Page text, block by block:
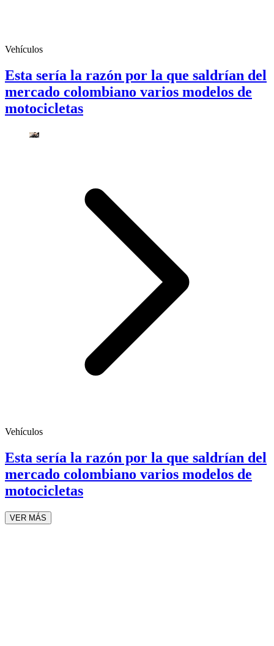
Vehículos
Esta sería la razón por la que saldrían del
mercado colombiano varios modelos de
motocicletas
Vehículos
Esta sería la razón por la que saldrían del
mercado colombiano varios modelos de
motocicletas
VER MÁS